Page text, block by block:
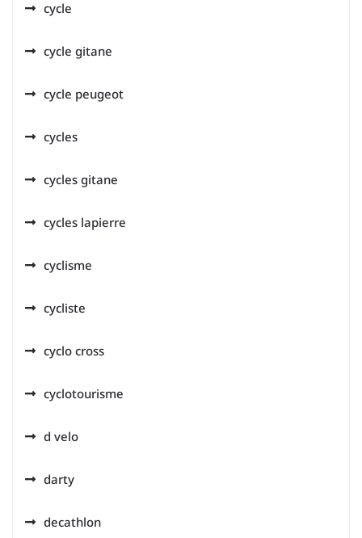
cycle
cycle gitane
cycle peugeot
cycles
cycles gitane
cycles lapierre
cyclisme
cycliste
cyclo cross
cyclotourisme
d velo
darty
decathlon